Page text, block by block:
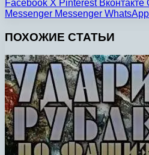
Facebook X Pinterest Вконтакте
Messenger Messenger WhatsApp
ПОХОЖИЕ СТАТЬИ